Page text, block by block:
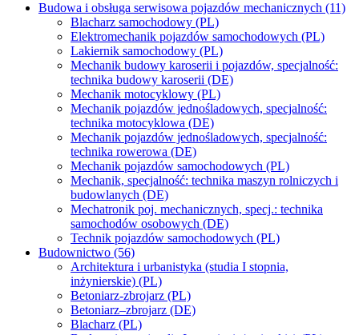
Budowa i obsługa serwisowa pojazdów mechanicznych (11)
Blacharz samochodowy (PL)
Elektromechanik pojazdów samochodowych (PL)
Lakiernik samochodowy (PL)
Mechanik budowy karoserii i pojazdów, specjalność:
technika budowy karoserii (DE)
Mechanik motocyklowy (PL)
Mechanik pojazdów jednośladowych, specjalność:
technika motocyklowa (DE)
Mechanik pojazdów jednośladowych, specjalność:
technika rowerowa (DE)
Mechanik pojazdów samochodowych (PL)
Mechanik, specjalność: technika maszyn rolniczych i
budowlanych (DE)
Mechatronik poj. mechanicznych, specj.: technika
samochodów osobowych (DE)
Technik pojazdów samochodowych (PL)
Budownictwo (56)
Architektura i urbanistyka (studia I stopnia,
inżynierskie) (PL)
Betoniarz-zbrojarz (PL)
Betoniarz–zbrojarz (DE)
Blacharz (PL)